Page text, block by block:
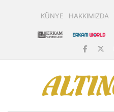
KÜNYE HAKKIMIZDA